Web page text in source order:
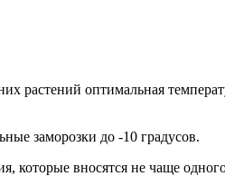
растений оптимальная
заморозки до -10 градусов.
которые вносятся не чаще